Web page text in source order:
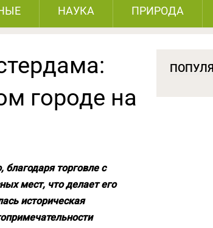
НАУКА ПРИРОДА
городе на
торговле с
мест, что делает его
историческая